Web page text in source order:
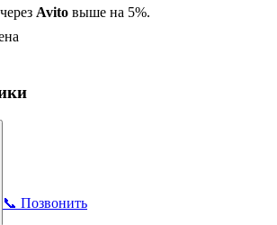
Avito выше на 5%.
📞 Позвонить